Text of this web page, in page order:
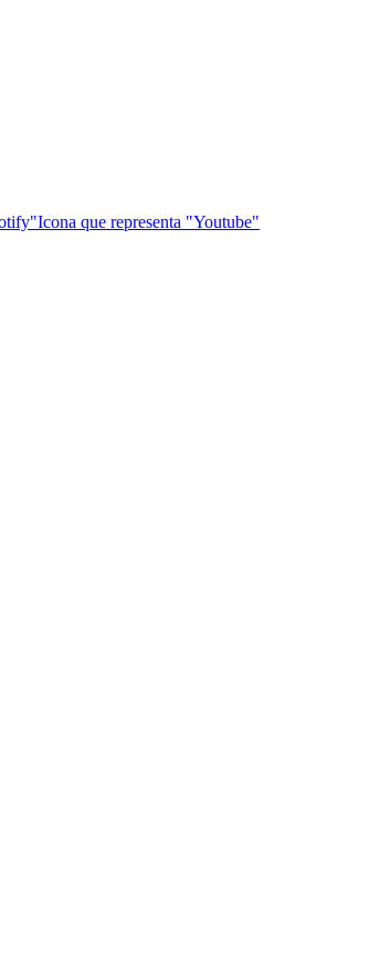
Icona que representa "Youtube"